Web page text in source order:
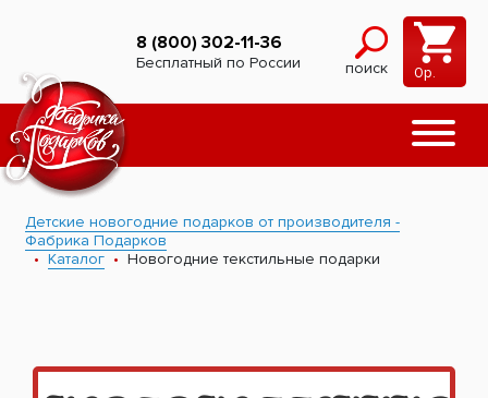
8 (800) 302-11-36
Бесплатный по России поиск 0р.
Детские новогодние подарков от производителя -
Фабрика Подарков
Каталог
Новогодние текстильные подарки